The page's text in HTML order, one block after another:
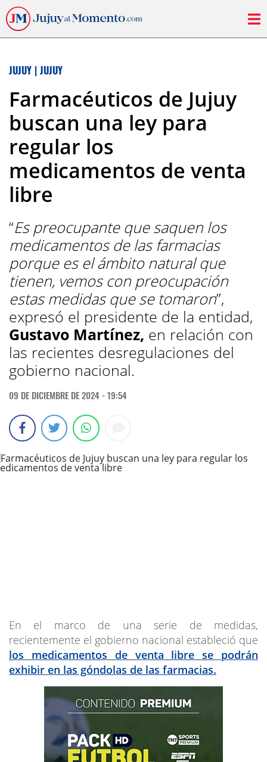
JUJUY | JUJUY
Farmacéuticos de Jujuy
buscan una ley para
regular los
medicamentos de venta
libre
“Es preocupante que saquen los
medicamentos de las farmacias
porque es el ámbito natural que
tienen, vemos con preocupación
estas medidas que se tomaron”,
expresó el presidente de la entidad,
Gustavo Martínez, en relación con
las recientes desregulaciones del
gobierno nacional.
09 DE DICIEMBRE DE 2024 - 19:54
En el marco de una serie de medidas,
recientemente el gobierno nacional estableció que
los medicamentos de venta libre se podrán
exhibir en las góndolas de las farmacias.